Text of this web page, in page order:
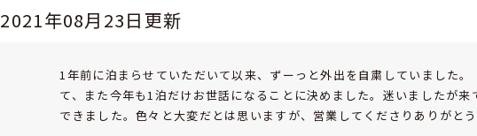
2021年08月23日更新
1年前に泊まらせていただいて以来、ずーっと外出を自粛していました
て、また今年も1泊だけお世話になることに決めました。迷いましたが
できました。色々と大変だとは思いますが、営業してくださりありがと